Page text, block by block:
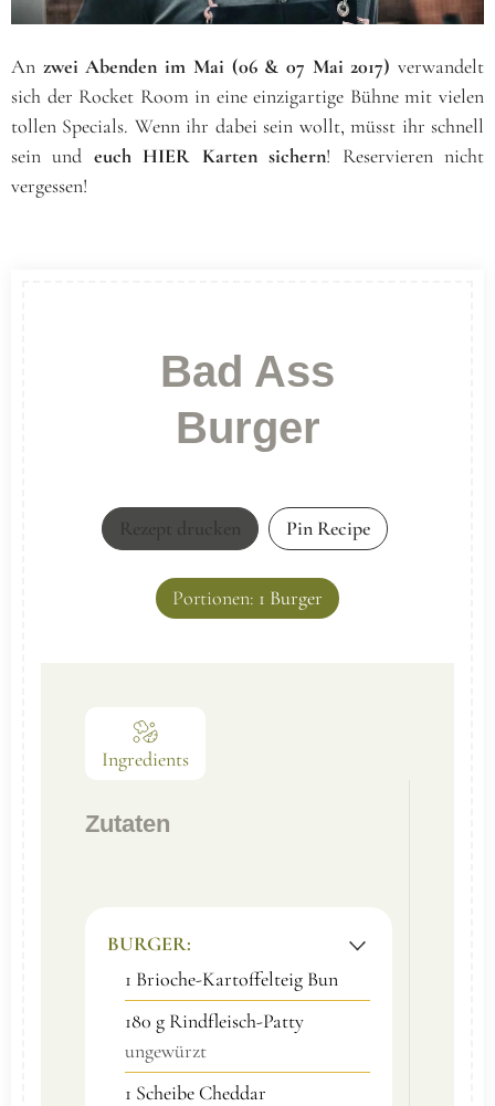
An zwei Abenden im Mai (06 & 07 Mai 2017) verwandelt
sich der Rocket Room in eine einzigartige Bühne mit vielen
tollen Specials. Wenn ihr dabei sein wollt, müsst ihr schnell
sein und euch HIER Karten sichern! Reservieren nicht
vergessen!
Bad Ass
Burger
Pin Recipe
Portionen: 1 Burger
Ingredients
Zutaten
BURGER:
1 Brioche-Kartoffelteig Bun
180 g Rindfleisch-Patty
ungewürzt
1 Scheibe Cheddar